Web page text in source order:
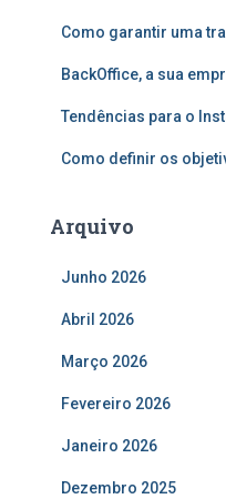
Como garantir uma
BackOffice, a sua
Tendências para o
Como definir os
Arquivo
Junho 2026
Abril 2026
Março 2026
Fevereiro 2026
Janeiro 2026
Dezembro 2025